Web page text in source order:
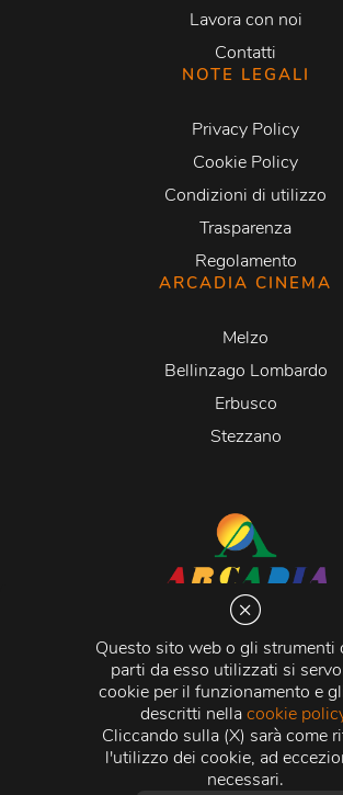
Questo sito web o gli strumenti
parti da esso utilizzati si
cookie per il funzionamento e
descritti nellacookie
Cliccando sulla (X) sarà come
l'utilizzo dei cookie, ad
necessari.
Lavora con noi
Contatti
NOTE LEGALI
Privacy Policy
Cookie Policy
Condizioni di utilizzo
Trasparenza
Regolamento
ARCADIA CINEMA
Melzo
Bellinzago Lombardo
Erbusco
Stezzano
Via Martiri della Libertà
C.C.I.A.A. - R.E.A di Milano n.
Registro delle Imprese di Milano n.
Fiscale e Partita Iva11015840157 |
500.000,00 i.v.
Credits:Crea Informatica S.r.l. 2026 ©
riservati.